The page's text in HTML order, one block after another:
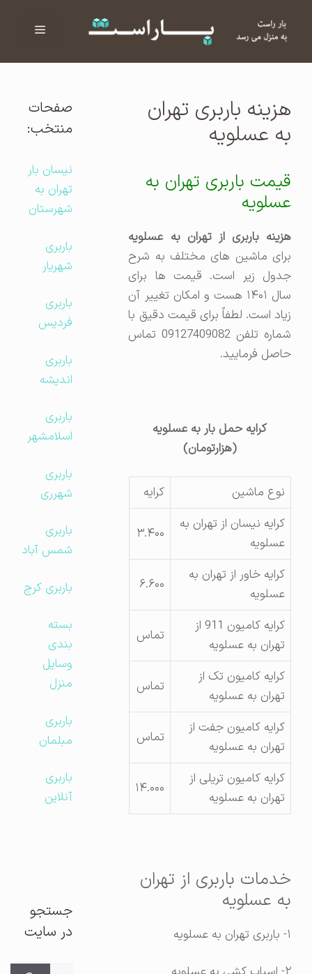
فهرست
هزینه باربری تهران
به عسلویه
قیمت باربری تهران به
عسلویه
هزینه باربری از تهران به عسلویه
برای ماشین های مختلف به شرح
جدول زیر است. قیمت ها برای
سال ۱۴۰۱ هست و امکان تغییر آن
زیاد است. لطفاً برای قیمت دقیق با
شماره تلفن 09127409082 تماس
حاصل فرمایید.
کرایه حمل بار به عسلویه
(هزارتومان)
نوع ماشین
کرایه نیسان از تهران به
عسلویه
۳.۴۰۰
کرایه خاور از تهران به
عسلویه
۶.۶۰۰
کرایه کامیون 911 از
تهران به عسلویه
تماس
کرایه کامیون تک از
تهران به عسلویه
تماس
کرایه کامیون جفت از
تهران به عسلویه
تماس
کرایه کامیون تریلی از
تهران به عسلویه
۱۴.۰۰۰
خدمات باربری از تهران
به عسلویه
صفحات
منتخب:
نیسان بار
تهران به
شهرستان
باربری
شهریار
باربری
فردیس
باربری
اندیشه
باربری
اسلامشهر
باربری
شهرری
باربری
شمس آباد
باربری کرج
بسته
بندی
وسایل
منزل
باربری
مبلمان
باربری
آنلاین
جستجو
در سایت